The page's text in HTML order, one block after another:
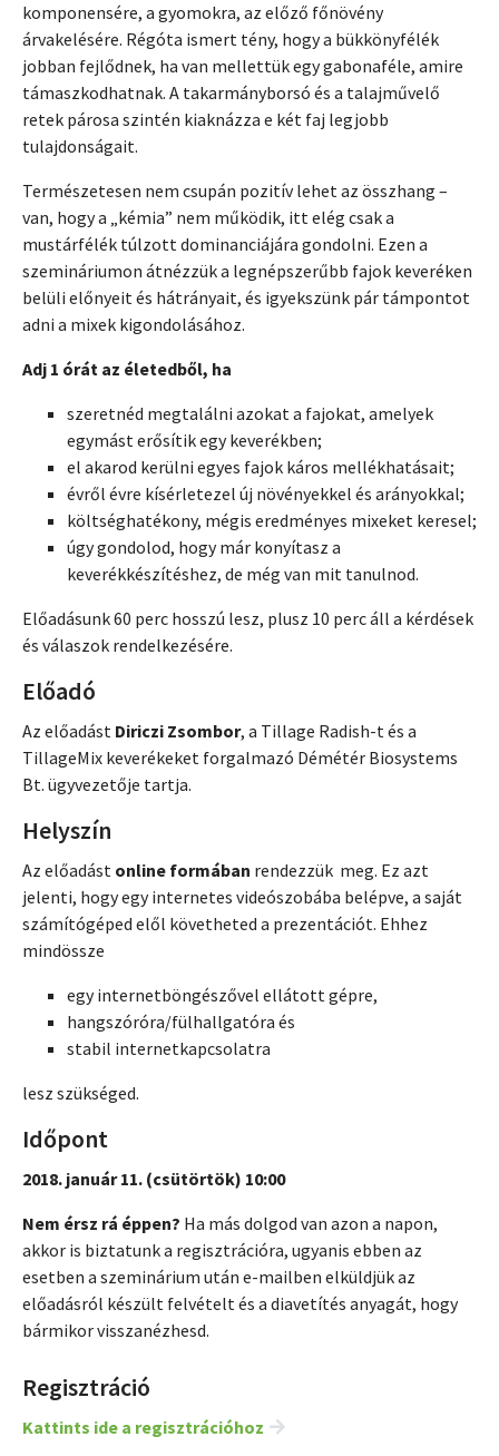
komponensére, a gyomokra, az előző főnövény
árvakelésére. Régóta ismert tény, hogy a bükkönyfélék
jobban fejlődnek, ha van mellettük egy gabonaféle, amire
támaszkodhatnak. A takarmányborsó és a talajművelő
retek párosa szintén kiaknázza e két faj legjobb
tulajdonságait.
Természetesen nem csupán pozitív lehet az összhang –
van, hogy a „kémia” nem működik, itt elég csak a
mustárfélék túlzott dominanciájára gondolni. Ezen a
szemináriumon átnézzük a legnépszerűbb fajok keveréken
belüli előnyeit és hátrányait, és igyekszünk pár támpontot
adni a mixek kigondolásához.
Adj 1 órát az életedből, ha
szeretnéd megtalálni azokat a fajokat, amelyek
egymást erősítik egy keverékben;
el akarod kerülni egyes fajok káros mellékhatásait;
évről évre kísérletezel új növényekkel és arányokkal;
költséghatékony, mégis eredményes mixeket keresel;
úgy gondolod, hogy már konyítasz a
keverékkészítéshez, de még van mit tanulnod.
Előadásunk 60 perc hosszú lesz, plusz 10 perc áll a kérdések
és válaszok rendelkezésére.
Előadó
Az előadást Diriczi Zsombor, a Tillage Radish-t és a
TillageMix keverékeket forgalmazó Démétér Biosystems
Bt. ügyvezetője tartja.
Helyszín
Az előadást online formában rendezzük meg. Ez azt
jelenti, hogy egy internetes videószobába belépve, a saját
számítógéped elől követheted a prezentációt. Ehhez
mindössze
egy internetböngészővel ellátott gépre,
hangszóróra/fülhallgatóra és
stabil internetkapcsolatra
lesz szükséged.
Időpont
2018. január 11. (csütörtök) 10:00
Nem érsz rá éppen? Ha más dolgod van azon a napon,
akkor is biztatunk a regisztrációra, ugyanis ebben az
esetben a szeminárium után e-mailben elküldjük az
előadásról készült felvételt és a diavetítés anyagát, hogy
bármikor visszanézhesd.
Regisztráció
Kattints ide a regisztrációhoz